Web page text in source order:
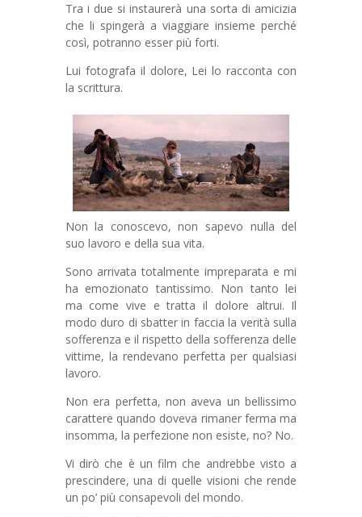
Tra i due si instaurerà una sorta di amicizia
che li spingerà a viaggiare insieme perché
così, potranno esser più forti.
Lui fotografa il dolore, Lei lo racconta con
la scrittura.
Non la conoscevo, non sapevo nulla del
suo lavoro e della sua vita.
Sono arrivata totalmente impreparata e mi
ha emozionato tantissimo. Non tanto lei
ma come vive e tratta il dolore altrui. Il
modo duro di sbatter in faccia la verità sulla
sofferenza e il rispetto della sofferenza delle
vittime, la rendevano perfetta per qualsiasi
lavoro.
Non era perfetta, non aveva un bellissimo
carattere quando doveva rimaner ferma ma
insomma, la perfezione non esiste, no? No.
Vi dirò che è un film che andrebbe visto a
prescindere, una di quelle visioni che rende
un po’ più consapevoli del mondo.